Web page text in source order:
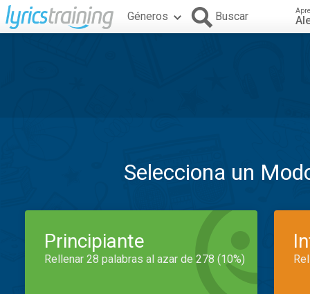
Géneros Buscar
Selecciona un
Principiante
Rellenar 28 palabras al azar de 278 (10%)